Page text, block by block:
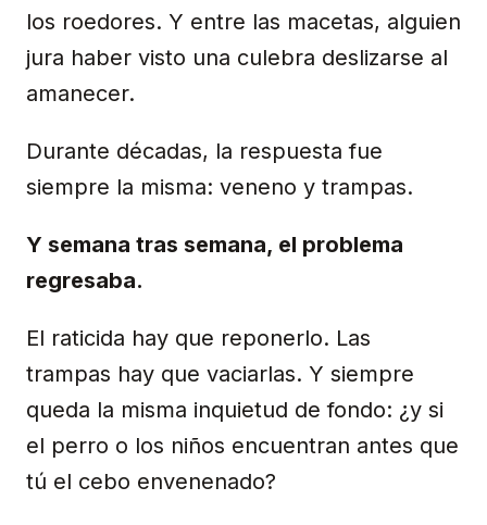
los roedores. Y entre las macetas, alguien
jura haber visto una culebra deslizarse al
amanecer.
Durante décadas, la respuesta fue
siempre la misma: veneno y trampas.
Y semana tras semana, el problema
regresaba.
El raticida hay que reponerlo. Las
trampas hay que vaciarlas. Y siempre
queda la misma inquietud de fondo: ¿y si
el perro o los niños encuentran antes que
tú el cebo envenenado?